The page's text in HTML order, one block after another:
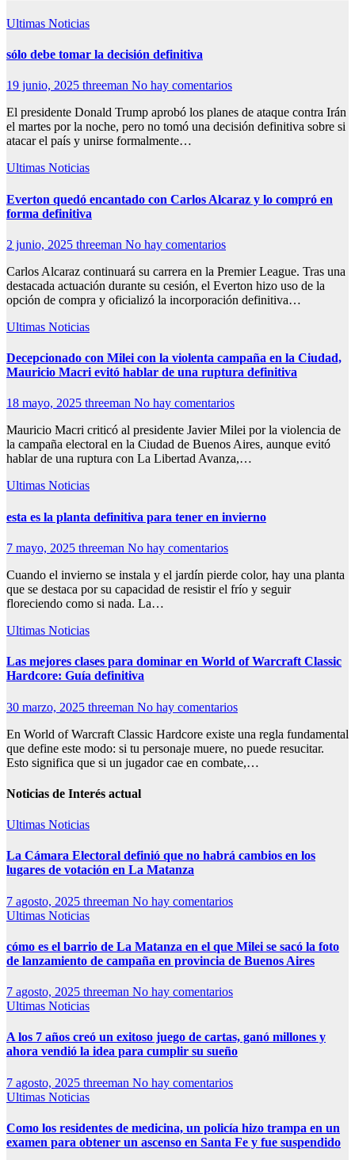
Ultimas Noticias
sólo debe tomar la decisión definitiva
19 junio, 2025 threeman No hay comentarios
El presidente Donald Trump aprobó los planes de ataque contra Irán
el martes por la noche, pero no tomó una decisión definitiva sobre si
atacar el país y unirse formalmente…
Ultimas Noticias
Everton quedó encantado con Carlos Alcaraz y lo compró en
forma definitiva
2 junio, 2025 threeman No hay comentarios
Carlos Alcaraz continuará su carrera en la Premier League. Tras una
destacada actuación durante su cesión, el Everton hizo uso de la
opción de compra y oficializó la incorporación definitiva…
Ultimas Noticias
Decepcionado con Milei con la violenta campaña en la Ciudad,
Mauricio Macri evitó hablar de una ruptura definitiva
18 mayo, 2025 threeman No hay comentarios
Mauricio Macri criticó al presidente Javier Milei por la violencia de
la campaña electoral en la Ciudad de Buenos Aires, aunque evitó
hablar de una ruptura con La Libertad Avanza,…
Ultimas Noticias
esta es la planta definitiva para tener en invierno
7 mayo, 2025 threeman No hay comentarios
Cuando el invierno se instala y el jardín pierde color, hay una planta
que se destaca por su capacidad de resistir el frío y seguir
floreciendo como si nada. La…
Ultimas Noticias
Las mejores clases para dominar en World of Warcraft Classic
Hardcore: Guía definitiva
30 marzo, 2025 threeman No hay comentarios
En World of Warcraft Classic Hardcore existe una regla fundamental
que define este modo: si tu personaje muere, no puede resucitar.
Esto significa que si un jugador cae en combate,…
Noticias de Interés actual
Ultimas Noticias
La Cámara Electoral definió que no habrá cambios en los
lugares de votación en La Matanza
7 agosto, 2025 threeman No hay comentarios
Ultimas Noticias
cómo es el barrio de La Matanza en el que Milei se sacó la foto
de lanzamiento de campaña en provincia de Buenos Aires
7 agosto, 2025 threeman No hay comentarios
Ultimas Noticias
A los 7 años creó un exitoso juego de cartas, ganó millones y
ahora vendió la idea para cumplir su sueño
7 agosto, 2025 threeman No hay comentarios
Ultimas Noticias
Como los residentes de medicina, un policía hizo trampa en un
examen para obtener un ascenso en Santa Fe y fue suspendido